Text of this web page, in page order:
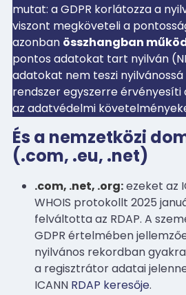
mutat: a GDPR korlátozza a
viszont megköveteli a
azonban összhangban
pontos adatokat tart nyilván
adatokat nem teszi nyilvánossá
rendszer egyszerre érvényesíti
az adatvédelmi
És a nemzetközi
(.com, .eu, .net)
.com, .net, .org:ezeket az
WHOIS protokollt 2025
felváltotta az RDAP. A
GDPR értelmében
nyilvános rekordban
a regisztrátor adatai
ICANN RDAP keresője.